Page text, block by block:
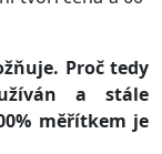
Proč tedy
a stále
měřítkem je